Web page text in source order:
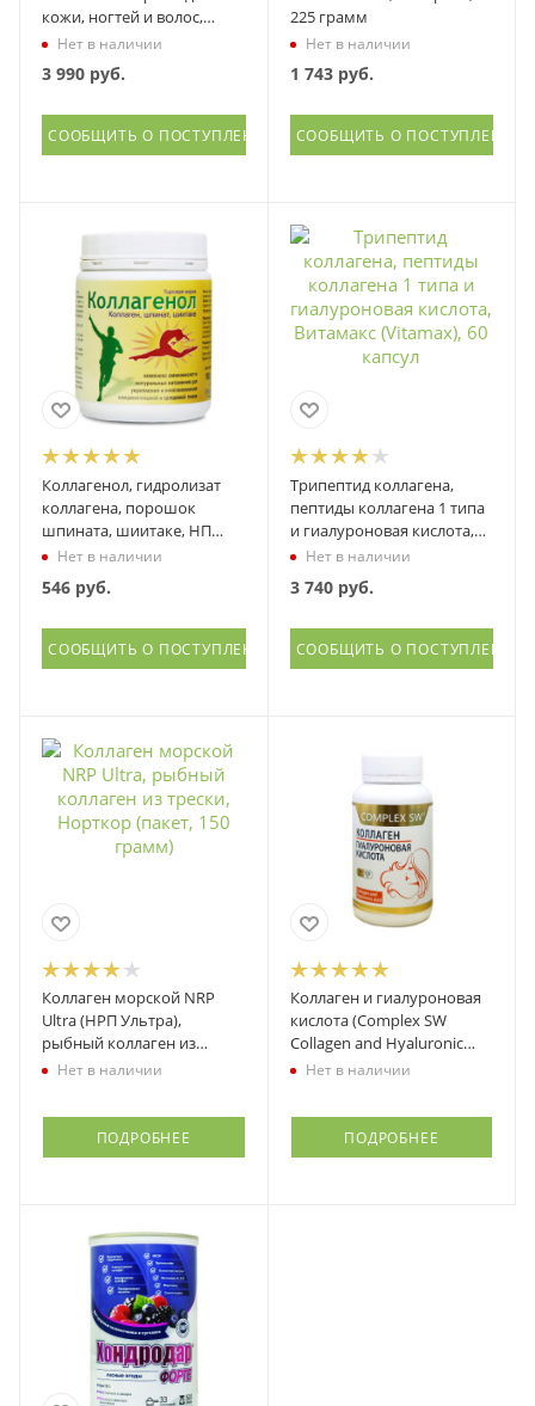
кожи, ногтей и волос,
Витамакс (Vitamax), 60
Нет в наличии
3 990 руб.
СООБЩИТЬ О ПОСТУПЛЕНИИ
225 грамм
Нет в наличии
1 743руб.
СООБЩИТЬ О ПОСТУПЛЕНИИ
Коллагенол, гидролизат
коллагена, порошок
шпината, шиитаке, НП
Курсив, 100 грамм
Нет в наличии
546 руб.
СООБЩИТЬ О ПОСТУПЛЕНИИ
Трипептид коллагена,
пептиды коллагена 1 типа
и гиалуроновая кислота,
Витамакс (Vitamax), 60
Нет в наличии
3 740руб.
СООБЩИТЬ О ПОСТУПЛЕНИИ
Коллаген морской NRP
Ultra (НРП Ультра),
рыбный коллаген из
трески, Норткор
Нет в наличии
ПОДРОБНЕЕ
Коллаген и гиалуроновая
кислота (Complex SW
Collagen and Hyaluronic
Acid), Оптисалт
Нет в наличии
ПОДРОБНЕЕ